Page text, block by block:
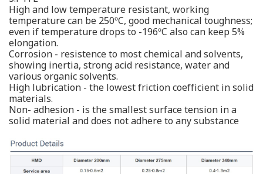
High and low temperature resistant, working
temperature can be 250ºC, good mechanical toughness;
even if temperature drops to -196ºC also can keep 5%
elongation.
Corrosion - resistence to most chemical and solvents,
showing inertia, strong acid resistance, water and
various organic solvents.
High lubrication - the lowest friction coefficient in solid
materials.
Non- adhesion - is the smallest surface tension in a
solid material and does not adhere to any substance